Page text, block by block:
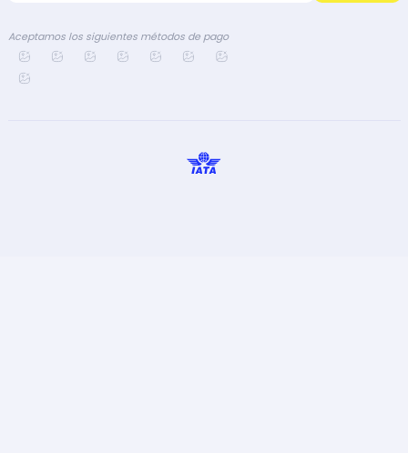
Aceptamos los siguientes métodos de pago